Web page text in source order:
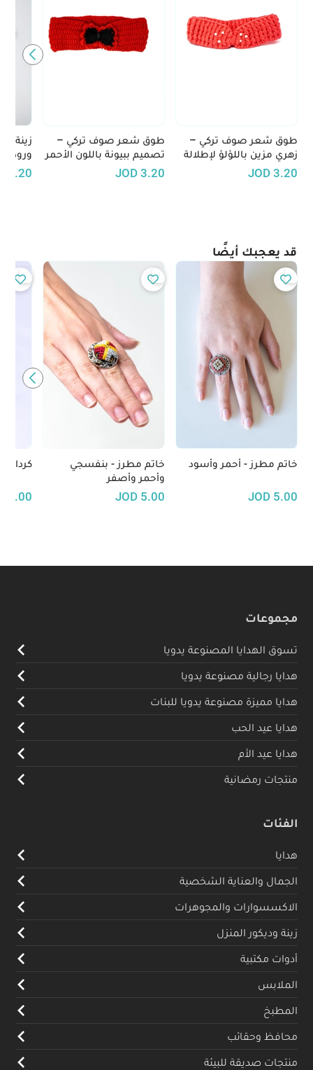
طوق شعر صوف تركي –
زهري مزين باللؤلؤ لإطلالة
أنثوية راقية
3.20
JOD
طوق شعر صوف تركي –
تصميم ببيونة باللون الأحمر
مع لمسات سوداء
3.20
JOD
زينة
ورود
الوبرية
3.20
قد يعجبك أيضًا
خاتم مطرز - أحمر وأسود
5.00
JOD
خاتم مطرز - بنفسجي
وأحمر وأصفر
5.00
JOD
كردان
50.00
مجموعات
تسوق الهدايا المصنوعة يدويا
هدايا رجالية مصنوعة يدويا
هدايا مميزة مصنوعة يدويا للبنات
هدايا عيد الحب
هدايا عيد الأم
منتجات رمضانية
الفئات
هدايا
الجمال والعناية الشخصية
الاكسسوارات والمجوهرات
زينة وديكور المنزل
أدوات مكتبية
الملابس
المطبخ
محافظ وحقائب
منتجات صديقة للبيئة